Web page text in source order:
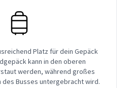
Platz für dein Gepäck
kann in den oberen
werden, während großes
des Busses untergebracht wird.